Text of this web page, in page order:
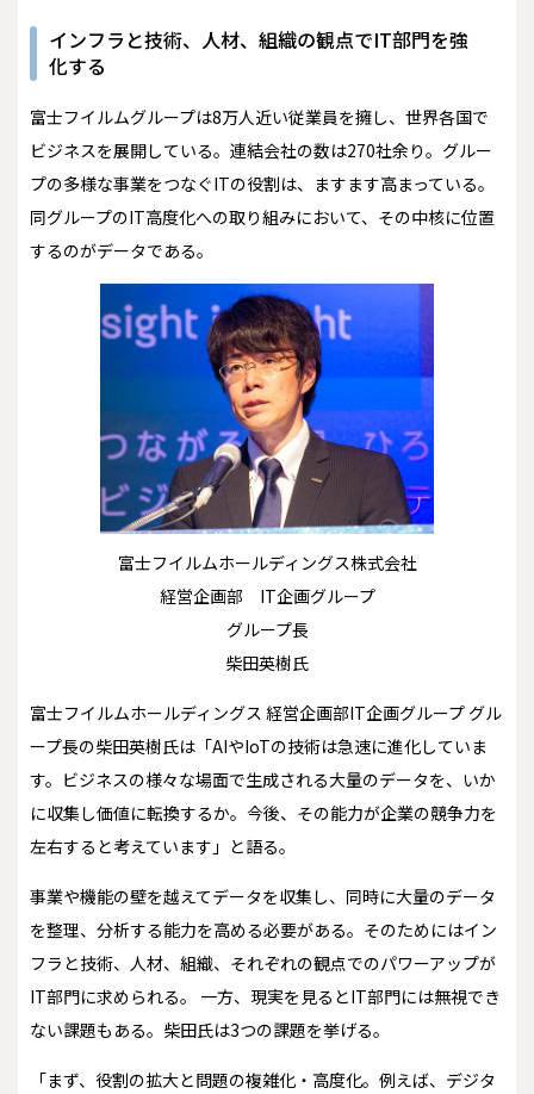
インフラと技術、人材、組織の観点でIT部門を強
化する
富士フイルムグループは8万人近い従業員を擁し、世界各国で
ビジネスを展開している。連結会社の数は270社余り。グルー
プの多様な事業をつなぐITの役割は、ますます高まっている。
同グループのIT高度化への取り組みにおいて、その中核に位置
するのがデータである。
富士フイルムホールディングス株式会社
経営企画部 IT企画グループ
グループ長
柴田英樹氏
富士フイルムホールディングス 経営企画部IT企画グループ グル
ープ長の柴田英樹氏は「AIやIoTの技術は急速に進化していま
す。ビジネスの様々な場面で生成される大量のデータを、いか
に収集し価値に転換するか。今後、その能力が企業の競争力を
左右すると考えています」と語る。
事業や機能の壁を越えてデータを収集し、同時に大量のデータ
を整理、分析する能力を高める必要がある。そのためにはイン
フラと技術、人材、組織、それぞれの観点でのパワーアップが
IT部門に求められる。 一方、現実を見るとIT部門には無視でき
ない課題もある。柴田氏は3つの課題を挙げる。
「まず、役割の拡大と問題の複雑化・高度化。例えば、デジタ